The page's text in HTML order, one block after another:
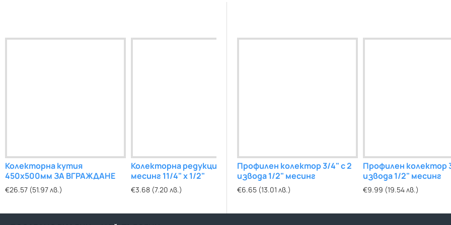
Колекторна кутия
450х500мм ЗА ВГРАЖДАНЕ
€26.57 (51.97 лв.)
Колекторна редукция
месинг 11/4" х 1/2"
€3.68 (7.20 лв.)
Обезвъздушител за парно и
отоплителни системи,
ъглов
€6.49 (12.69 лв.)
отоплотелни
€5.76 (11.27 лв.)
Профилен колектор 3/4" с 2
извода 1/2" месинг
€6.65 (13.01 лв.)
Профилен колектор
извода 1/2" месинг
€9.99 (19.54 лв.)